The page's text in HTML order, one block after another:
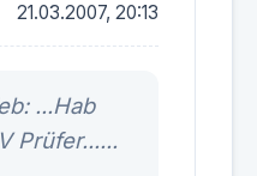
21.03.2007, 20:13
...Hab
Prüfer......